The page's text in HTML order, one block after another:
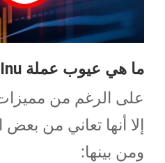
ما هي عيوب عملة
إلا أنها تعاني من
ومن بينها: